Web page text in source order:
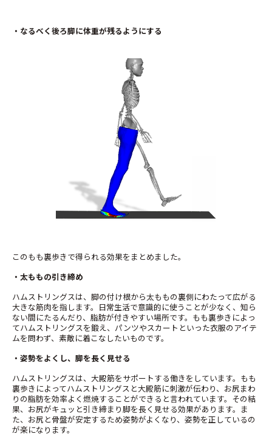
・なるべく後ろ脚に体重が残るようにする
このもも裏歩きで得られる効果をまとめました。
・太ももの引き締め
ハムストリングスは、脚の付け根から太ももの裏側にわたって広がる
大きな筋肉を指します。日常生活で意識的に使うことが少なく、知ら
ない間にたるんだり、脂肪が付きやすい場所です。もも裏歩きによっ
てハムストリングスを鍛え、パンツやスカートといった衣服のアイテ
ムを問わず、素敵に着こなしたいものです。
・姿勢をよくし、脚を長く見せる
ハムストリングスは、大殿筋をサポートする働きをしています。もも
裏歩きによってハムストリングスと大殿筋に刺激が伝わり、お尻まわ
りの脂肪を効率よく燃焼することができると言われています。その結
果、お尻がキュッと引き締まり脚を長く見せる効果があります。ま
た、お尻と骨盤が安定するため姿勢がよくなり、姿勢を正しているの
が楽になります。